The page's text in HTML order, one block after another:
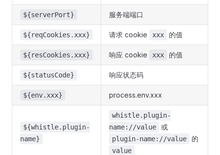
${serverPort} 服务端端口
${reqCookies.xxx} 请求 cookie xxx 的值
${resCookies.xxx} 响应 cookie xxx 的值
${statusCode} 响应状态码
${env.xxx} process.env.xxx
${whistle.plugin-
name}
whistle.plugin-
name://value
或
plugin-name://value 的
value